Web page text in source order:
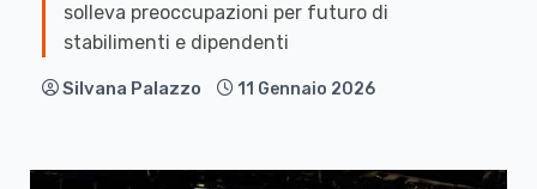
solleva preoccupazioni per futuro di
stabilimenti e dipendenti
Silvana Palazzo 11 Gennaio 2026